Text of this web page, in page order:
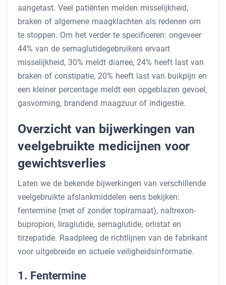
aangetast. Veel patiënten melden misselijkheid,
braken of algemene maagklachten als redenen om
te stoppen. Om het verder te specificeren: ongeveer
44% van de semaglutidegebruikers ervaart
misselijkheid, 30% meldt diarree, 24% heeft last van
braken of constipatie, 20% heeft last van buikpijn en
een kleiner percentage meldt een opgeblazen gevoel,
gasvorming, brandend maagzuur of indigestie.
Overzicht van bijwerkingen van
veelgebruikte medicijnen voor
gewichtsverlies
Laten we de bekende bijwerkingen van verschillende
veelgebruikte afslankmiddelen eens bekijken:
fentermine (met of zonder topiramaat), naltrexon-
bupropion, liraglutide, semaglutide, orlistat en
tirzepatide. Raadpleeg de richtlijnen van de fabrikant
voor uitgebreide en actuele veiligheidsinformatie.
1. Fentermine